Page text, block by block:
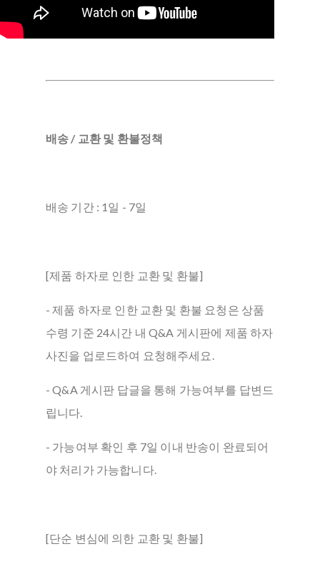
배송 / 교환 및 환불정책
배송 기간 : 1일 - 7일
[제품 하자로 인한 교환 및 환불]
- 제품 하자로 인한 교환 및 환불 요청은 상품
수령 기준 24시간 내 Q&A 게시판에 제품 하자
사진을 업로드하여 요청해주세요.
- Q&A 게시판 답글을 통해 가능여부를 답변드
립니다.
- 가능여부 확인 후 7일 이내 반송이 완료되어
야 처리가 가능합니다.
[단순 변심에 의한 교환 및 환불]